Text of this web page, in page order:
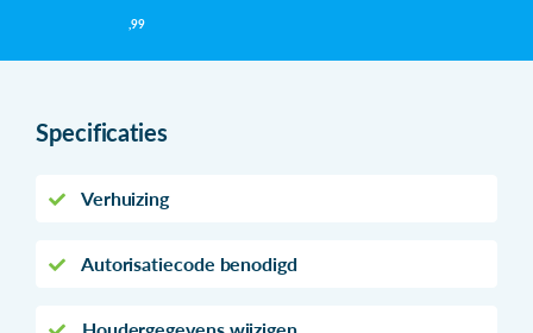
,99
Specificaties
Verhuizing
Autorisatiecode benodigd